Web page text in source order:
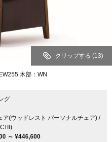
クリップする (13)
木部：WN
グ
ア(ウッドレスト パーソナルチェア) /
～ ¥446,600